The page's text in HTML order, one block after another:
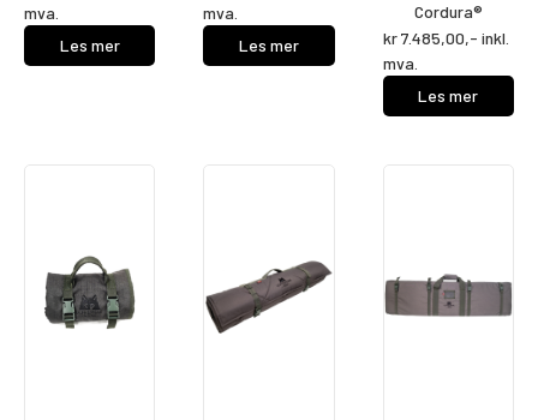
mva.
Les mer
mva.
Les mer
Cordura®
kr7.485,00,- inkl.
mva.
Les mer